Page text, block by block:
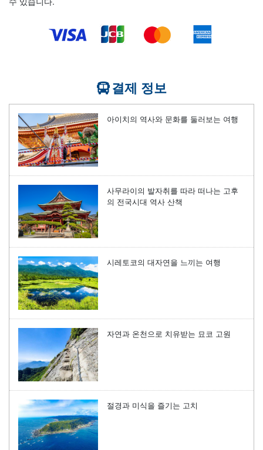
결제 정보
아이치의 역사와 문화를 둘러보는 여행
사무라이의 발자취를 따라 떠나는 고후
의 전국시대 역사 산책
시레토코의 대자연을 느끼는 여행
자연과 온천으로 치유받는 묘코 고원
절경과 미식을 즐기는 고치